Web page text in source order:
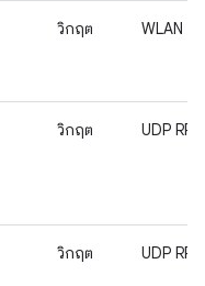
วิกฤต WLAN
วิกฤต UDP RPC
วิกฤต UDP RPC